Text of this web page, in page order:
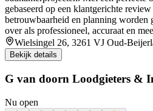
gebaseerd op een klantgerichte
betrouwbaarheid en planning worden
over als professioneel, accuraat en
Wielsingel 26, 3261 VJ Oud-
Bekijk details
G van doorn Loodgieters &
Nu open